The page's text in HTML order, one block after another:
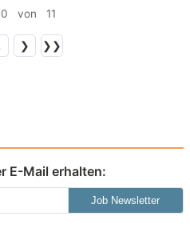
von 11
❯ ❯❯
E-Mail erhalten:
Job Newsletter